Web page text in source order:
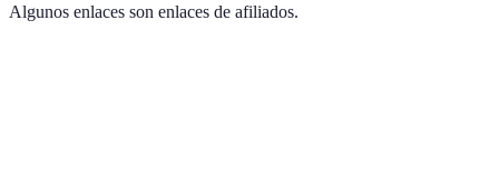
Algunos enlaces son enlaces de afiliados.